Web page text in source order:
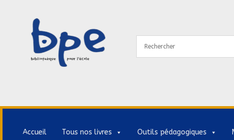
Accueil Tous nos livres Outils pédagogiques